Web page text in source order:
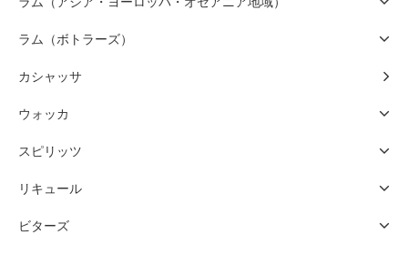
ラム（ボトラーズ）
カシャッサ
ウォッカ
スピリッツ
リキュール
ビターズ